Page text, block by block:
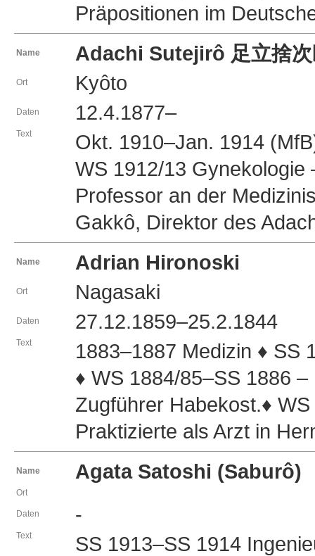
Präpositionen im
Name Adachi Sutejirô 足立捨
Ort Kyôto
Daten 12.4.1877–
Text
Okt. 1910–Jan. 1914
WS 1912/13 Gynekologie
Professor an der
Gakkô, Direktor des
Name Adrian Hironoski
Ort Nagasaki
Daten 27.12.1859–25.2.1844
Text
1883–1887 Medizin ♦ SS
♦ WS 1884/85–SS 1886
Zugführer Habekost.♦
Praktizierte als Arzt in
Name Agata Satoshi (Saburô)
Ort
Daten -
Text
SS 1913–SS 1914